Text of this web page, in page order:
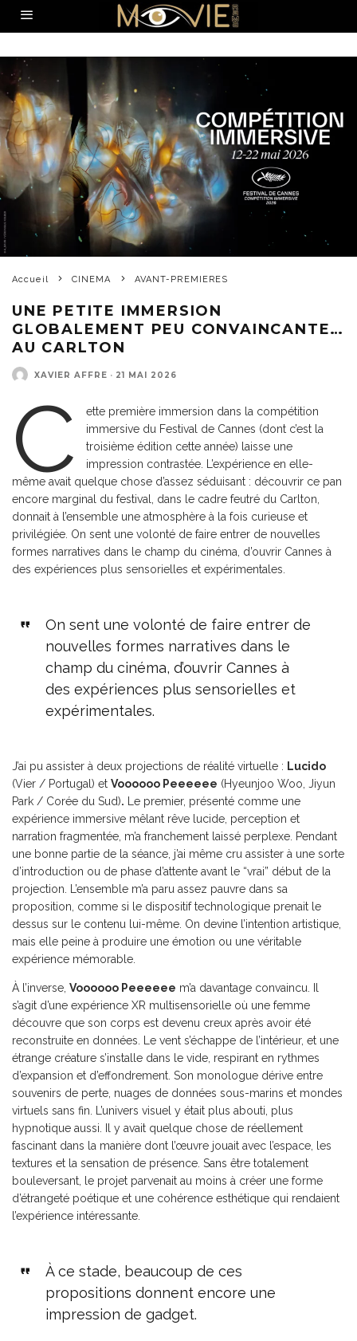
Accueil CINEMA AVANT-PREMIERES
UNE PETITE IMMERSION
GLOBALEMENT PEU CONVAINCANTE…
AU CARLTON
XAVIER AFFRE · 21 MAI 2026
C
ette première immersion dans la compétition
immersive du Festival de Cannes (dont c’est la
troisième édition cette année) laisse une
impression contrastée. L’expérience en elle-
même avait quelque chose d’assez séduisant : découvrir ce pan
encore marginal du festival, dans le cadre feutré du Carlton,
donnait à l’ensemble une atmosphère à la fois curieuse et
privilégiée. On sent une volonté de faire entrer de nouvelles
formes narratives dans le champ du cinéma, d’ouvrir Cannes à
des expériences plus sensorielles et expérimentales.
On sent une volonté de faire entrer de
nouvelles formes narratives dans le
champ du cinéma, d’ouvrir Cannes à
des expériences plus sensorielles et
expérimentales.
J’ai pu assister à deux projections de réalité virtuelle : Lucido
(Vier / Portugal) et Voooooo Peeeeee (Hyeunjoo Woo, Jiyun
Park / Corée du Sud). Le premier, présenté comme une
expérience immersive mêlant rêve lucide, perception et
narration fragmentée, m’a franchement laissé perplexe. Pendant
une bonne partie de la séance, j’ai même cru assister à une sorte
d’introduction ou de phase d’attente avant le “vrai” début de la
projection. L’ensemble m’a paru assez pauvre dans sa
proposition, comme si le dispositif technologique prenait le
dessus sur le contenu lui-même. On devine l’intention artistique,
mais elle peine à produire une émotion ou une véritable
expérience mémorable.
À l’inverse, Voooooo Peeeeee m’a davantage convaincu. Il
s’agit d’une expérience XR multisensorielle où une femme
découvre que son corps est devenu creux après avoir été
reconstruite en données. Le vent s’échappe de l’intérieur, et une
étrange créature s’installe dans le vide, respirant en rythmes
d’expansion et d’effondrement. Son monologue dérive entre
souvenirs de perte, nuages de données sous-marins et mondes
virtuels sans fin. L’univers visuel y était plus abouti, plus
hypnotique aussi. Il y avait quelque chose de réellement
fascinant dans la manière dont l’œuvre jouait avec l’espace, les
textures et la sensation de présence. Sans être totalement
bouleversant, le projet parvenait au moins à créer une forme
d’étrangeté poétique et une cohérence esthétique qui rendaient
l’expérience intéressante.
À ce stade, beaucoup de ces
propositions donnent encore une
impression de gadget.